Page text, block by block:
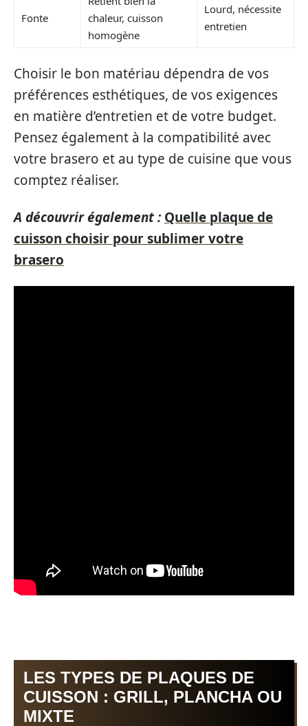
Fonte
chaleur, cuisson
homogène
Lourd, nécessite
entretien
Choisir le bon matériau dépendra de vos
préférences esthétiques, de vos exigences
en matière d’entretien et de votre budget.
Pensez également à la compatibilité avec
votre brasero et au type de cuisine que vous
comptez réaliser.
A découvrir également : Quelle plaque de
cuisson choisir pour sublimer votre
brasero
LES TYPES DE PLAQUES DE
CUISSON : GRILL, PLANCHA OU
MIXTE